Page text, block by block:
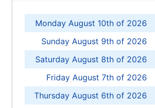
Monday August 10th of 2026
Sunday August 9th of 2026
Saturday August 8th of 2026
Friday August 7th of 2026
Thursday August 6th of 2026